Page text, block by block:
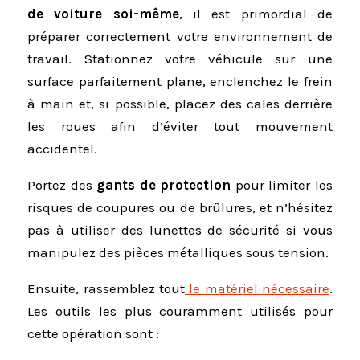
de voiture soi-même, il est primordial de
préparer correctement votre environnement de
travail. Stationnez votre véhicule sur une
surface parfaitement plane, enclenchez le frein
à main et, si possible, placez des cales derrière
les roues afin d’éviter tout mouvement
accidentel.
Portez des gants de protection pour limiter les
risques de coupures ou de brûlures, et n’hésitez
pas à utiliser des lunettes de sécurité si vous
manipulez des pièces métalliques sous tension.
Ensuite, rassemblez toutle matériel nécessaire.
Les outils les plus couramment utilisés pour
cette opération sont :